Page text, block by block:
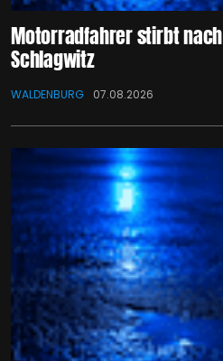
Motorradfahrer stirbt
Schlagwitz
WALDENBURG 07.08.2026